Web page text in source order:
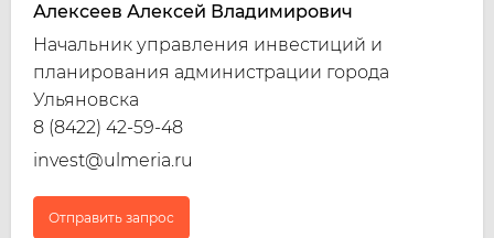
Алексеев Алексей Владимирович
Начальник управления инвестиций и
планирования администрации города
Ульяновска
8 (8422) 42-59-48
invest@ulmeria.ru
Отправить запрос